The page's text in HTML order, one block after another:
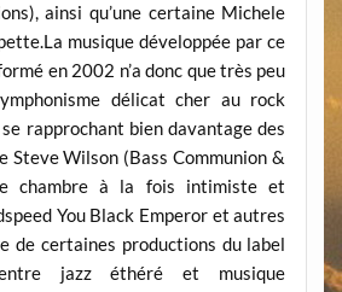
ainsi qu’une certaine Michele
musique développée par ce
en 2002 n’a donc que très peu
délicat cher au rock
rapprochant bien davantage des
Steve Wilson (Bass Communion &
chambre à la fois intimiste et
You Black Emperor et autres
de certaines productions du label
jazz éthéré et musique